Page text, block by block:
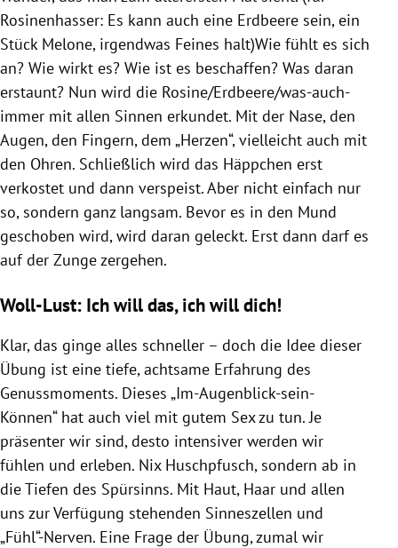
Rosinenhasser: Es kann auch eine Erdbeere sein, ein
Stück Melone, irgendwas Feines halt)Wie fühlt es sich
an? Wie wirkt es? Wie ist es beschaffen? Was daran
erstaunt? Nun wird die Rosine/Erdbeere/was-auch-
immer mit allen Sinnen erkundet. Mit der Nase, den
Augen, den Fingern, dem „Herzen“, vielleicht auch mit
den Ohren. Schließlich wird das Häppchen erst
verkostet und dann verspeist. Aber nicht einfach nur
so, sondern ganz langsam. Bevor es in den Mund
geschoben wird, wird daran geleckt. Erst dann darf es
auf der Zunge zergehen.
Woll-Lust: Ich will das, ich will dich!
Klar, das ginge alles schneller – doch die Idee dieser
Übung ist eine tiefe, achtsame Erfahrung des
Genussmoments. Dieses „Im-Augenblick-sein-
Können“ hat auch viel mit gutem Sex zu tun. Je
präsenter wir sind, desto intensiver werden wir
fühlen und erleben. Nix Huschpfusch, sondern ab in
die Tiefen des Spürsinns. Mit Haut, Haar und allen
uns zur Verfügung stehenden Sinneszellen und
„Fühl“-Nerven. Eine Frage der Übung, zumal wir